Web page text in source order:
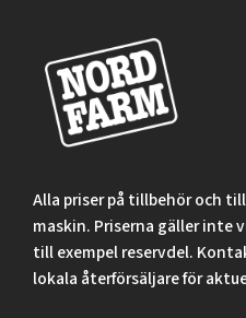
Alla priser på tillbehör och
maskin. Priserna gäller inte
till exempel reservdel.
lokala återförsäljare för